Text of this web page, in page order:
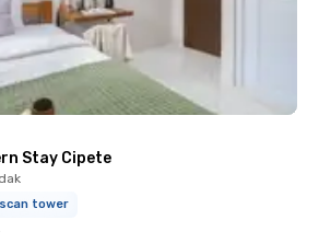
Stay Cipete
tower